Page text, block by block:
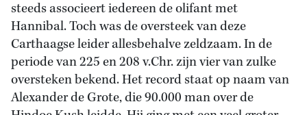
steeds associeert iedereen de olifant met
Hannibal. Toch was de oversteek van deze
Carthaagse leider allesbehalve zeldzaam. In de
periode van 225 en 208 v.Chr. zijn vier van zulke
oversteken bekend. Het record staat op naam van
Alexander de Grote, die 90.000 man over de